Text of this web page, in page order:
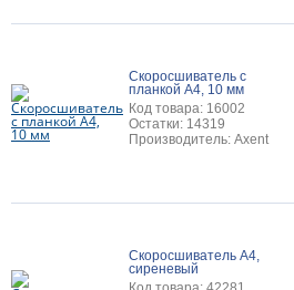
Скоросшиватель с
планкой А4, 10 мм
Код товара: 16002
Остатки: 14319
Производитель: Axent
Скоросшиватель А4,
сиреневый